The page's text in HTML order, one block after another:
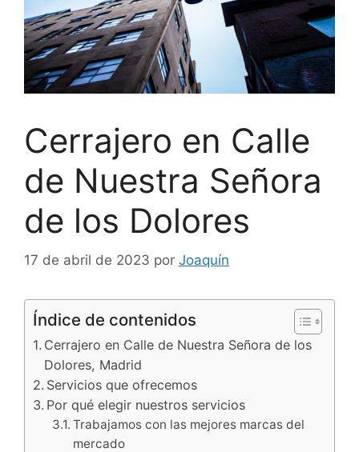
Cerrajero en Calle
de Nuestra Señora
de los Dolores
17 de abril de 2023 por Joaquín
Índice de contenidos
Cerrajero en Calle de Nuestra Señora de los
Dolores, Madrid
Servicios que ofrecemos
Por qué elegir nuestros servicios
Trabajamos con las mejores marcas del
mercado